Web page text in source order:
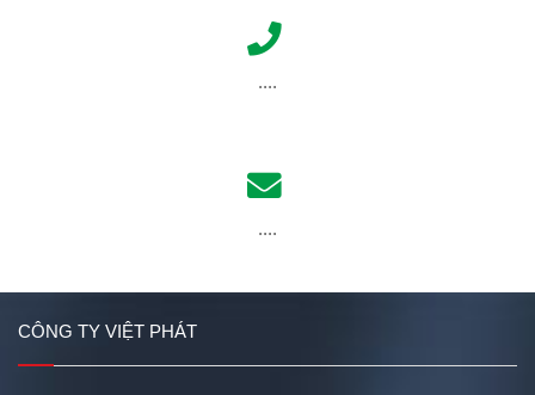
....
....
CÔNG TY VIỆT PHÁT